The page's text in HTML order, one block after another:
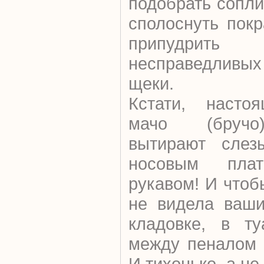
сполоснуть
щеки.
Кстати,
мачо
вытирают
носовым
рукавом! И
не видела
кладовке, в
между пеналом